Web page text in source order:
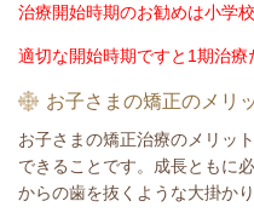
治療開始時期のお勧めは小学校
適切な開始時期ですと1期治療
お子さまの矯正のメリ
お子さまの矯正治療のメリッ
できることです。成長ともに
からの歯を抜くような大掛か